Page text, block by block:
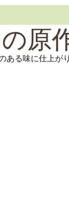
の
ある味に仕上が